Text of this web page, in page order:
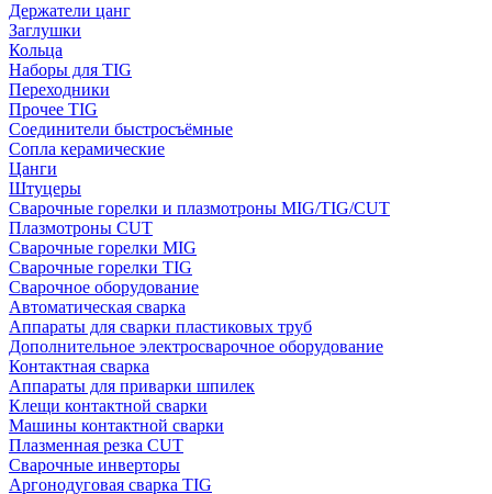
Держатели цанг
Заглушки
Кольца
Наборы для TIG
Переходники
Прочее TIG
Соединители быстросъёмные
Сопла керамические
Цанги
Штуцеры
Сварочные горелки и плазмотроны MIG/TIG/CUT
Плазмотроны CUT
Сварочные горелки MIG
Сварочные горелки TIG
Сварочное оборудование
Автоматическая сварка
Аппараты для сварки пластиковых труб
Дополнительное электросварочное оборудование
Контактная сварка
Аппараты для приварки шпилек
Клещи контактной сварки
Машины контактной сварки
Плазменная резка CUT
Сварочные инверторы
Аргонодуговая сварка TIG